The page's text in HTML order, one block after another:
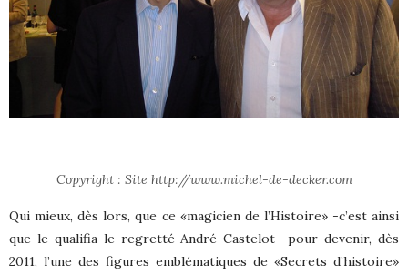
Copyright : Site http://www.michel-de-decker.com
Qui mieux, dès lors, que ce «magicien de l’Histoire» -c’est ainsi
que le qualifia le regretté André Castelot- pour devenir, dès
2011, l’une des figures emblématiques de «Secrets d’histoire»